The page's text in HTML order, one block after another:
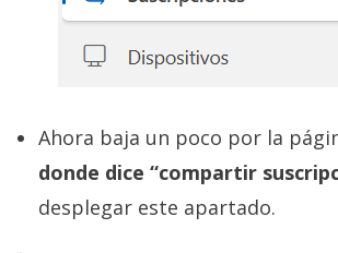
Ahora baja un poco por la
donde dice “compartir
desplegar este apartado.